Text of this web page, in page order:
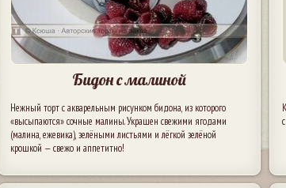
Бидон с малиной
Нежный торт с акварельным рисунком бидона, из которого
«высыпаются» сочные малины. Украшен свежими ягодами
(малина, ежевика), зелёными листьями и лёгкой зелёной
крошкой — свежо и аппетитно!